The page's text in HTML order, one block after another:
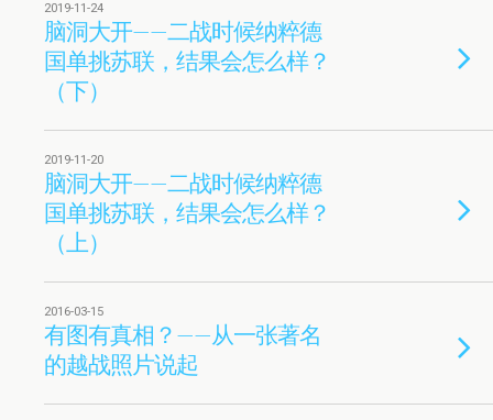
2019-11-24
脑洞大开——二战时候纳粹德
国单挑苏联，结果会怎么样？
（下）
2019-11-20
脑洞大开——二战时候纳粹德
国单挑苏联，结果会怎么样？
（上）
2016-03-15
有图有真相？——从一张著名
的越战照片说起